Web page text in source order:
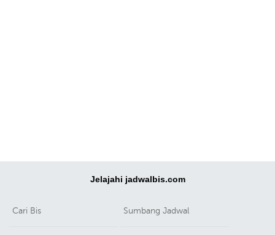
Jelajahi jadwalbis.com
Cari Bis Sumbang Jadwal